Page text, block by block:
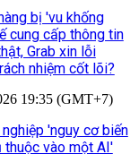
bị 'vu khống
cung cấp thông tin
Grab xin lỗi
nhiệm cốt lõi?
19:35 (GMT+7)
'nguy cơ biến
thuộc vào một AI'